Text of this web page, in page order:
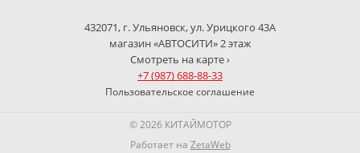
432071, г. Ульяновск, ул. Урицкого 43А
магазин «АВТОСИТИ» 2 этаж
Смотреть на карте ›
+7 (987) 688-88-33
Пользовательское соглашение
© 2026 КИТАЙМОТОР
Работает на ZetaWeb